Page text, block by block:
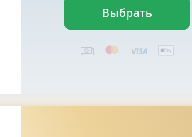
Выбрать